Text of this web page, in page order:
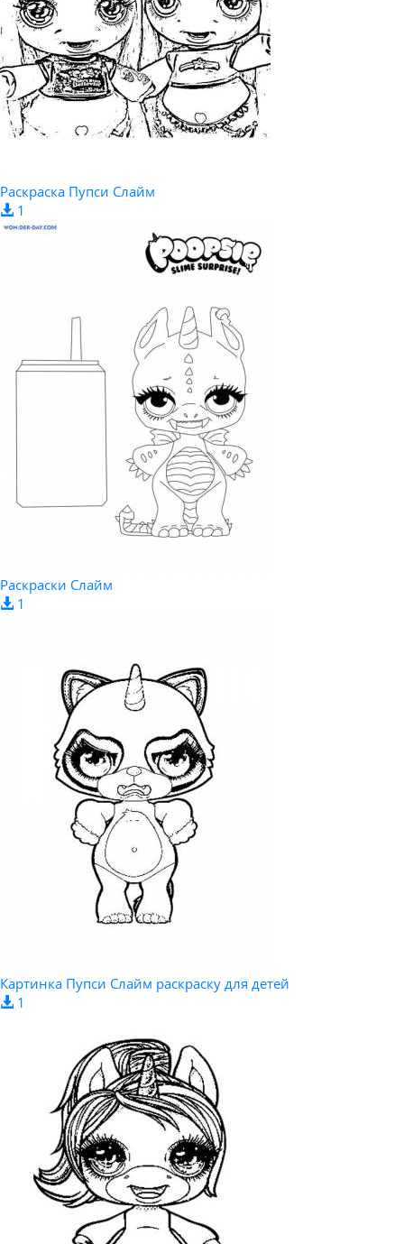
Раскраска Пупси Слайм
1
Раскраски Слайм
1
Картинка Пупси Слайм раскраску для детей
1